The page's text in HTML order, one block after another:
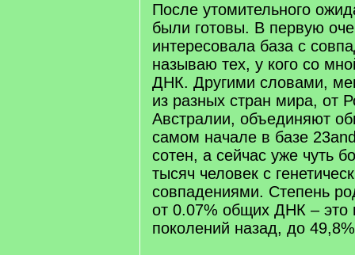
После утомительного
были готовы. В первую
интересовала база с
называю тех, у кого со
ДНК. Другими словами,
из разных стран мира, от
Австралии, объединяют
самом начале в базе
сотен, а сейчас уже чуть
тысяч человек с
совпадениями. Степень
от 0.07% общих ДНК – это
поколений назад, до